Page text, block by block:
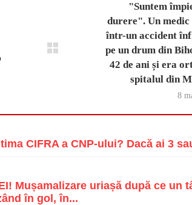
"Suntem
durere". Un
într-un accident
pe un drum din
42 de ani și era
spitalul din
8
CIFRA a CNP-ului? Dacă ai 3
Mușamalizare uriașă după ce un
în gol, în...